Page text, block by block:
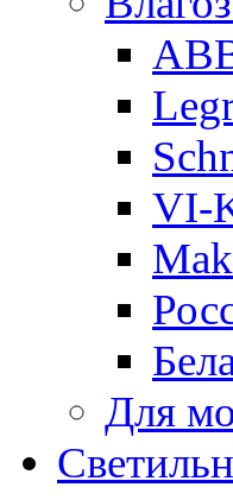
VI-
Для